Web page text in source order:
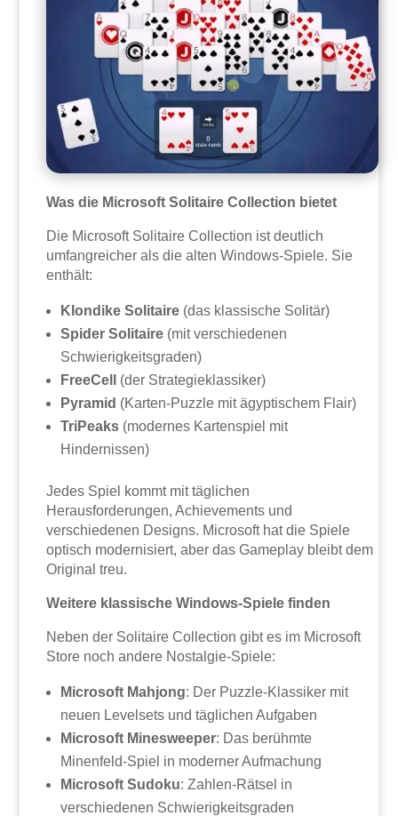
Was die Microsoft Solitaire Collection bietet
Die Microsoft Solitaire Collection ist deutlich
umfangreicher als die alten Windows-Spiele. Sie
enthält:
Klondike Solitaire (das klassische Solitär)
Spider Solitaire (mit verschiedenen
Schwierigkeitsgraden)
FreeCell
(der Strategieklassiker)
Pyramid (Karten-Puzzle mit ägyptischem Flair)
TriPeaks (modernes Kartenspiel mit
Hindernissen)
Jedes Spiel kommt mit täglichen
Herausforderungen, Achievements und
verschiedenen Designs. Microsoft hat die Spiele
optisch modernisiert, aber das Gameplay bleibt dem
Original treu.
Weitere klassische Windows-Spiele finden
Neben der Solitaire Collection gibt es im Microsoft
Store noch andere Nostalgie-Spiele:
Microsoft Mahjong: Der Puzzle-Klassiker mit
neuen Levelsets und täglichen Aufgaben
Microsoft Minesweeper: Das berühmte
Minenfeld-Spiel in moderner Aufmachung
Microsoft Sudoku: Zahlen-Rätsel in
verschiedenen Schwierigkeitsgraden